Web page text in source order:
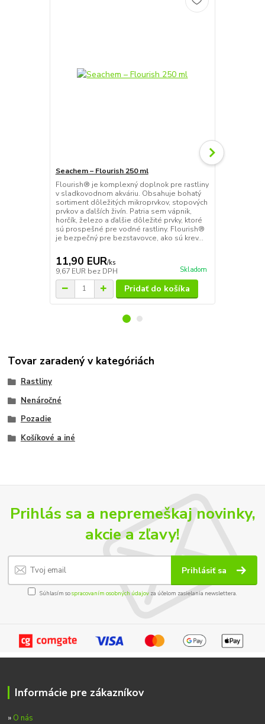
Seachem – Flourish 250 ml
Flourish® je komplexný doplnok pre rastliny
v sladkovodnom akváriu. Obsahuje bohatý
sortiment dôležitých mikroprvkov, stopových
prvkov a ďalších živín. Patria sem vápnik,
horčík, železo a ďalšie dôležité prvky, ktoré
sú prospešné pre vodné rastliny. Flourish®
je bezpečný pre bezstavovce, ako sú krev...
11,90 EUR/ks
9,67 EUR bez DPH Skladom
Pridať do košíka
Tovar zaradený v kategóriách
Rastliny
Nenáročné
Pozadie
Košíkové a iné
Prihlás sa a nepremeškaj novinky,
akcie a zľavy!
Prihlásiť sa
Súhlasím sospracovaním osobných údajov za účelom zasielania newslettera.
Informácie pre zákazníkov
» O nás